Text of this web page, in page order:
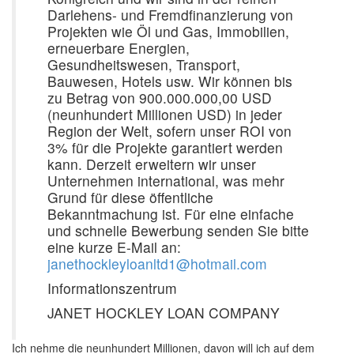
Darlehens- und Fremdfinanzierung von
Projekten wie Öl und Gas, Immobilien,
erneuerbare Energien,
Gesundheitswesen, Transport,
Bauwesen, Hotels usw. Wir können bis
zu Betrag von 900.000.000,00 USD
(neunhundert Millionen USD) in jeder
Region der Welt, sofern unser ROI von
3% für die Projekte garantiert werden
kann. Derzeit erweitern wir unser
Unternehmen international, was mehr
Grund für diese öffentliche
Bekanntmachung ist. Für eine einfache
und schnelle Bewerbung senden Sie bitte
eine kurze E-Mail an:
janethockleyloanltd1@hotmail.com
Informationszentrum
JANET HOCKLEY LOAN COMPANY
Ich nehme die neunhundert Millionen, davon will ich auf dem